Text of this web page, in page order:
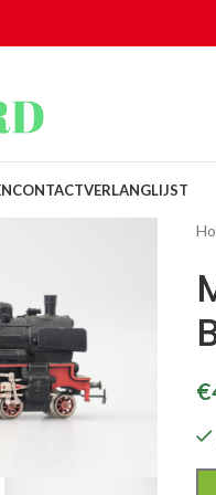
CONTACTVERLANGLIJST
€